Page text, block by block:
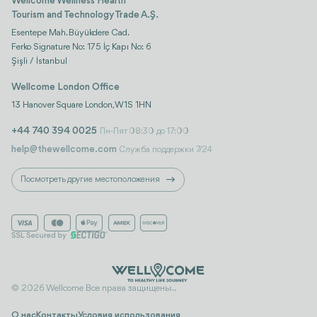
Tourism and Technology Trade A.Ş.
Esentepe Mah. Büyükdere Cad.
Ferko Signature No: 175 İç Kapı No: 6
Şişli / İstanbul
Wellcome London Office
13 Hanover Square London, W1S 1HN
+44 740 394 0025 Пн-Пят 08:30 до 17:00
help@thewellcome.com Служба поддержки 7/24
Посмотреть другие местоположения
© 2026 Wellcome Все права защищены..